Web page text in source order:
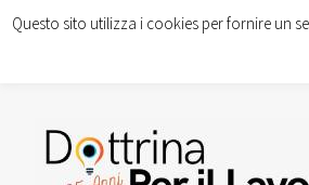
Questo sito utilizza i cookies per fornire un